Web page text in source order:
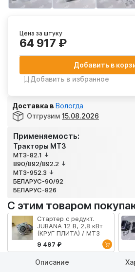
Применяемость:
Тракторы МТЗ
МТЗ-82.1
890/892/892.2
МТЗ-952.3
БЕЛАРУС-90/92
БЕЛАРУС-826
Цена за штуку
64 917 ₽
Добавить в
Добавить в избранное
Доставка в Вологда
Отгрузим 15.08.2026
С этим товаром
Стартер с редукт.
JUBANA 12 В, 2,8 кВт
(КРУГ ПЛИТА) / МТЗ
9 497 ₽
Описание